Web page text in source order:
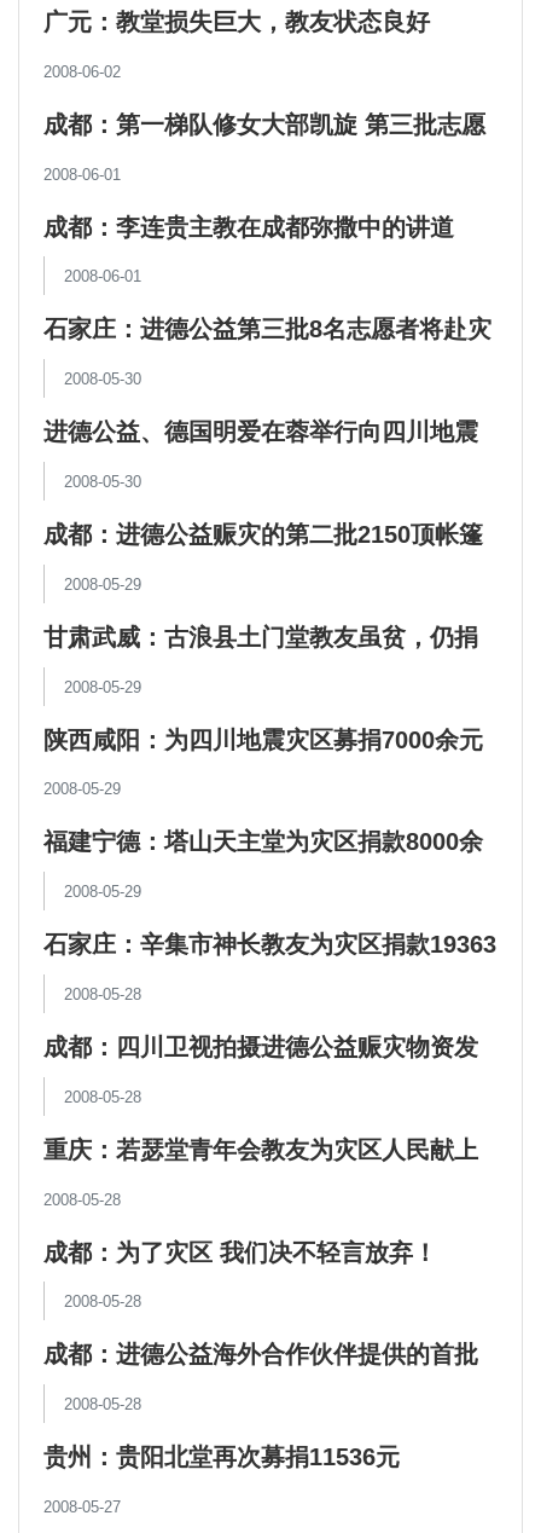
广元：教堂损失巨大，教友状态良好
2008-06-02
成都：第一梯队修女大部凯旋 第三批志愿
2008-06-01
成都：李连贵主教在成都弥撒中的讲道
2008-06-01
石家庄：进德公益第三批8名志愿者将赴灾
区服务
2008-05-30
进德公益、德国明爱在蓉举行向四川地震
灾区捐赠帐篷仪式
2008-05-30
成都：进德公益赈灾的第二批2150顶帐篷
送达灾区
2008-05-29
甘肃武威：古浪县土门堂教友虽贫，仍捐
款3650元
2008-05-29
陕西咸阳：为四川地震灾区募捐7000余元
2008-05-29
福建宁德：塔山天主堂为灾区捐款8000余
元
2008-05-29
石家庄：辛集市神长教友为灾区捐款19363
元
2008-05-28
成都：四川卫视拍摄进德公益赈灾物资发
放现场
2008-05-28
重庆：若瑟堂青年会教友为灾区人民献上
2008-05-28
成都：为了灾区 我们决不轻言放弃！
2008-05-28
成都：进德公益海外合作伙伴提供的首批
1900顶帐篷送抵灾区
2008-05-28
贵州：贵阳北堂再次募捐11536元
2008-05-27